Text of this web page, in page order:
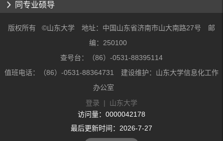
同专业硕导
版权所有 ©山东大学 地址：中国山东省济南市山大南路27号 邮
编：250100
查号台：（86）-0531-88395114
值班电话：（86）-0531-88364731 建设维护：山东大学信息化工作
办公室
登录 | 山东大学
访问量： 0000042178
最后更新时间： 2026-7-27